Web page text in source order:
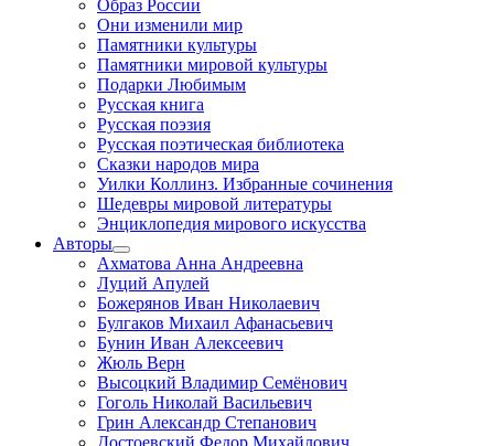
Образ России
Они изменили мир
Памятники культуры
Памятники мировой культуры
Подарки Любимым
Русская книга
Русская поэзия
Русская поэтическая библиотека
Сказки народов мира
Уилки Коллинз. Избранные сочинения
Шедевры мировой литературы
Энциклопедия мирового искусства
Авторы
Ахматова Анна Андреевна
Луций Апулей
Божерянов Иван Николаевич
Булгаков Михаил Афанасьевич
Бунин Иван Алексеевич
Жюль Верн
Высоцкий Владимир Семёнович
Гоголь Николай Васильевич
Грин Александр Степанович
Достоевский Федор Михайлович